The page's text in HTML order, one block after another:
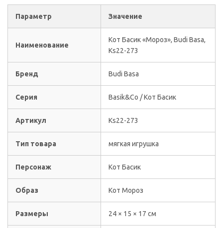
Параметр Значение
Наименование
Кот Басик «Мороз», Budi Basa,
Ks22-273
Бренд Budi Basa
Серия Basik&Co / Кот Басик
Артикул Ks22-273
Тип товара мягкая игрушка
Персонаж Кот Басик
Образ Кот Мороз
Размеры 24 × 15 × 17 см